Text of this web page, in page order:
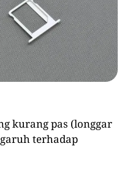
kurang pas (longgar
terhadap